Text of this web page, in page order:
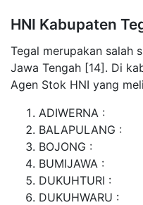
HNI Kabupaten
Tegal merupakan salah
Jawa Tengah [14]. Di
Agen Stok HNI yang
ADIWERNA :
BALAPULANG :
BOJONG :
BUMIJAWA :
DUKUHTURI :
DUKUHWARU :